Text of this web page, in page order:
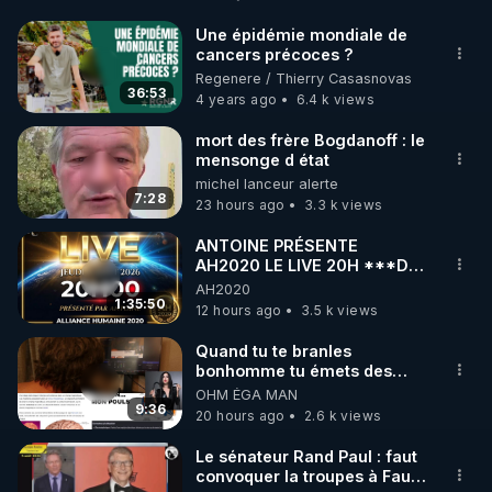
🌱 INSTAGRAM
https://www.instagram.com/rdlr_thierrycasasnovas/
http://rgnr.li/instagram
🌱 LA NEWSLETTER
Pour ne pas rater l’actualité RGNR (stages,
http://rgnr.li/news
🌱 VIDÉOS NON CENSURÉES SUR ODYSEE
Toutes les vidéos Youtube sont aussi sur la
http://rgnr.li/odysee
🌱 LES STAGES EN PRÉSENTIEL
36:53
Une épidémie mondiale de
cancers précoces ?
Regenere / Thierry Casasnovas
4 years ago
6.4 k views
7:28
mort des frère Bogdanoff : le
mensonge d état
michel lanceur alerte
23 hours ago
3.3 k views
1:35:50
ANTOINE PRÉSENTE
AH2020 LE LIVE 20H ***DU
06/08/2026***
AH2020
12 hours ago
3.5 k views
9:36
Quand tu te branles
bonhomme tu émets des
ondes ils ont juste omis de
t'expliquer
OHM ÉGA MAN
20 hours ago
2.6 k views
Le sénateur Rand Paul : faut
convoquer la troupes à Fauci